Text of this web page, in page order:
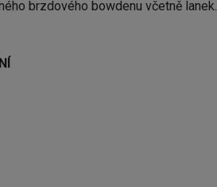
brzdového bowdenu včetně lanek.